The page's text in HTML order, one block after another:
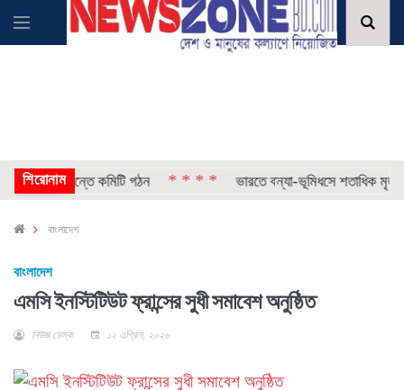
শিরোনাম
তদন্তে কমিটি গঠন * * * * ভারতে বন্যা-ভূমিধসে শতাধিক মৃত্যু
বাংলাদেশ
বাংলাদেশ
এমসি ইনস্টিটিউট ফ্রান্সের সুধী সমাবেশ অনুষ্ঠিত
নিউজ ডেস্ক ১২ এপ্রিল, ২০২৬